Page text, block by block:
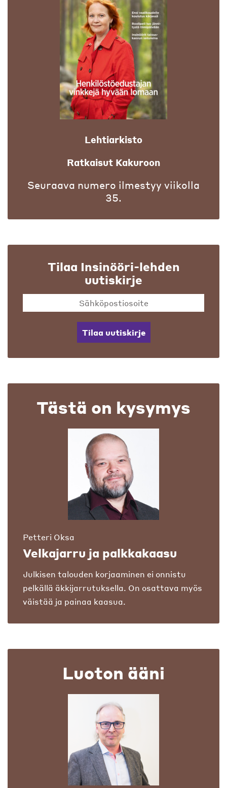
Lehtiarkisto
Ratkaisut Kakuroon
Seuraava numero ilmestyy viikolla
35.
Tilaa Insinööri-lehden
uutiskirje
Tilaa uutiskirje
Tästä on kysymys
Petteri Oksa
Velkajarru ja palkkakaasu
Julkisen talouden korjaaminen ei onnistu
pelkällä äkkijarrutuksella. On osattava myös
väistää ja painaa kaasua.
Luoton ääni